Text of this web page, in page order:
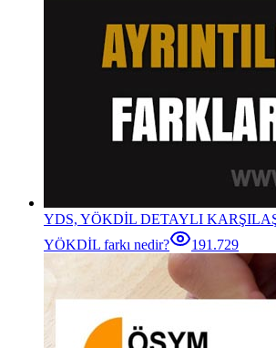
YDS, YÖKDİL DETAYLI
YÖKDİL farkı nedir?
191.729